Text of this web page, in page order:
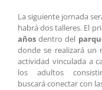
La siguiente jornada
habrá dos talleres. El
años dentro del
donde se realizará un
actividad vinculada a
los adultos
buscará conectar con